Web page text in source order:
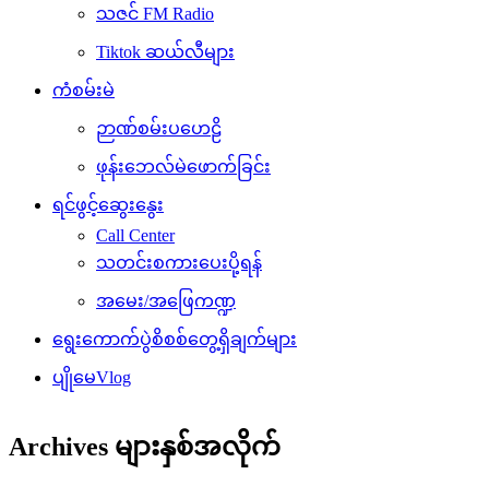
သဇင် FM Radio
Tiktok ဆယ်လီများ
ကံစမ်းမဲ
ဉာဏ်စမ်းပဟေဠိ
ဖုန်းဘေလ်မဲဖောက်ခြင်း
ရင်ဖွင့်ဆွေးနွေး
Call Center
သတင်းစကားပေးပို့ရန်
အမေး/အဖြေကဏ္ဍ
ရွေးကောက်ပွဲစိစစ်တွေ့ရှိချက်များ
ပျိုမေVlog
Archives များနှစ်အလိုက်